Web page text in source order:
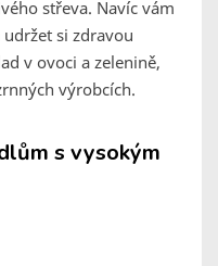
střeva. Navíc vám
si zdravou
v ovoci a zelenině,
výrobcích.
s vysokým